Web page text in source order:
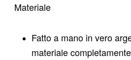
Materiale
Fatto a mano in vero
materiale